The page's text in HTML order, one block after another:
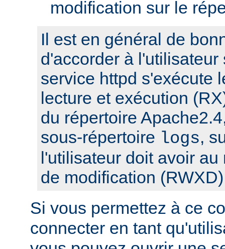
modification sur le
Il est en général de
d'accorder à
service httpd s'exécute
lecture et exécution
du répertoire
sous-répertoire logs,
l'utilisateur doit avoir
de modification
Si vous permettez à ce
connecter en tant